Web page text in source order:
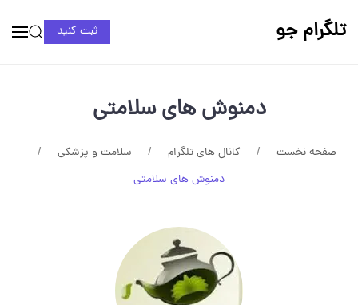
تلگرام جو ثبت کنید
دمنوش های سلامتی
صفحه نخست کانال های تلگرام
سلامت و پزشکی
دمنوش های سلامتی